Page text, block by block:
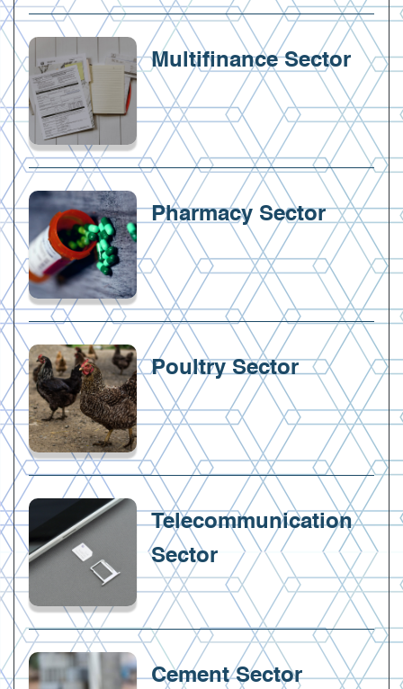
Multifinance Sector
Pharmacy Sector
Poultry Sector
Telecommunication
Sector
Cement Sector